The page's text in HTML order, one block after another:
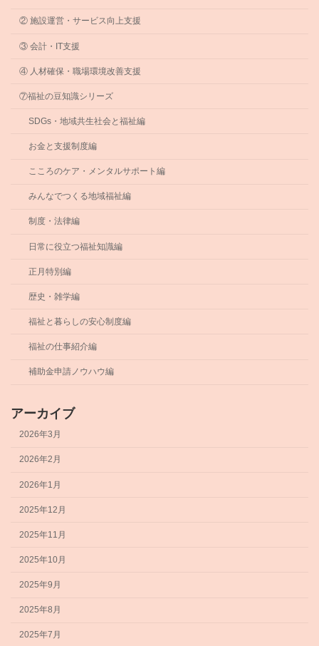
② 施設運営・サービス向上支援
③ 会計・IT支援
④ 人材確保・職場環境改善支援
⑦福祉の豆知識シリーズ
SDGs・地域共生社会と福祉編
お金と支援制度編
こころのケア・メンタルサポート編
みんなでつくる地域福祉編
制度・法律編
日常に役立つ福祉知識編
正月特別編
歴史・雑学編
福祉と暮らしの安心制度編
福祉の仕事紹介編
補助金申請ノウハウ編
アーカイブ
2026年3月
2026年2月
2026年1月
2025年12月
2025年11月
2025年10月
2025年9月
2025年8月
2025年7月